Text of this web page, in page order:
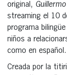
original,
streaming el 10
programa
niños a
como en español.
Creada por la